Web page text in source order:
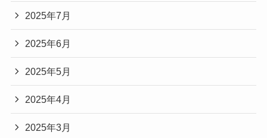
2025年7月
2025年6月
2025年5月
2025年4月
2025年3月